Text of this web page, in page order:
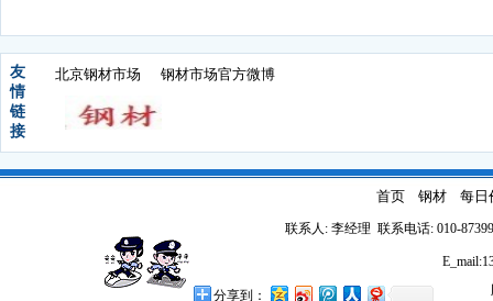
友
情
链
接
北京钢材市场 钢材市场官方微博
首页 钢材 每日
联系人: 李经理 联系电话: 010-
分享到：